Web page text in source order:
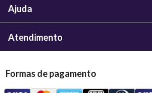
Ajuda
Atendimento
Formas de pagamento